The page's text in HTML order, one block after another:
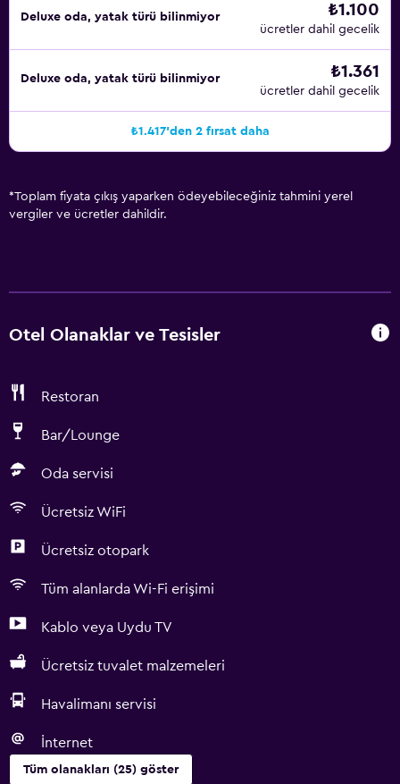
Deluxe oda, yatak türü bilinmiyor ₺1.100
ücretler dahil gecelik
Deluxe oda, yatak türü bilinmiyor ₺1.361
ücretler dahil gecelik
₺1.417'den 2 fırsat daha
*Toplam fiyata çıkış yaparken ödeyebileceğiniz tahmini yerel
vergiler ve ücretler dahildir.
Otel Olanaklar ve Tesisler
Restoran
Bar/Lounge
Oda servisi
Ücretsiz WiFi
Ücretsiz otopark
Tüm alanlarda Wi-Fi erişimi
Kablo veya Uydu TV
Ücretsiz tuvalet malzemeleri
Havalimanı servisi
İnternet
Tüm olanakları (25) göster